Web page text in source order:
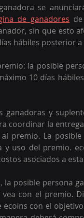
se
de ganadores
sin que esto
hábiles posterior
la posible
10 días
ganadoras y
coordinar la
premio. La
y uso del premio.
asociados a
la posible persona
con el premio.
ecoins con el